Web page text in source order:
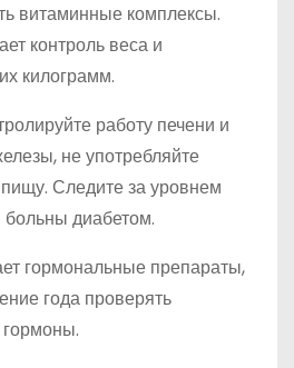
витаминные комплексы.
контроль веса и
килограмм.
работу печени и
не употребляйте
Следите за уровнем
больны диабетом.
гормональные препараты,
года проверять
гормоны.